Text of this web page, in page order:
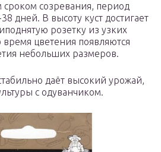
сроком созревания, период
дней. В высоту куст достигает
розетку из узких
цветения появляются
небольших размеров.
даёт высокий урожай,
с одуванчиком.